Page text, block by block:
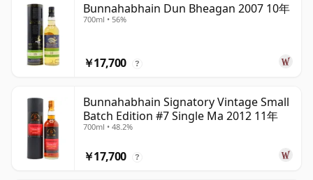
Bunnahabhain Dun Bheagan 2007 10年
700ml • 56%
￥17,700 ?
Bunnahabhain Signatory Vintage Small
Batch Edition #7 Single Ma 2012 11年
700ml • 48.2%
￥17,700 ?